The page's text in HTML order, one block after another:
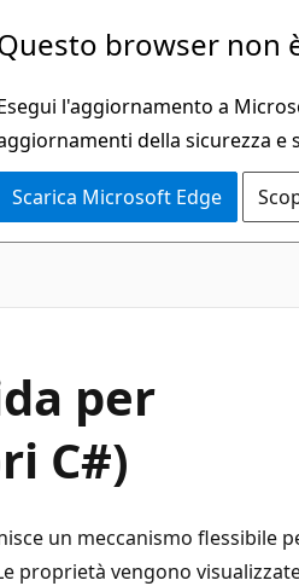
browser non
l'aggiornamento a
della sicurezza e
Scarica Microsoft Edge
per
C#)
un meccanismo flessibile
proprietà vengono